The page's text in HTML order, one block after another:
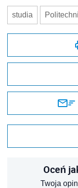
studia
Oceń
Twoja